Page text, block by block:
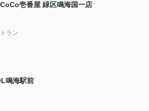
壱番屋 緑区鳴海国一店
ラン
鳴海駅前